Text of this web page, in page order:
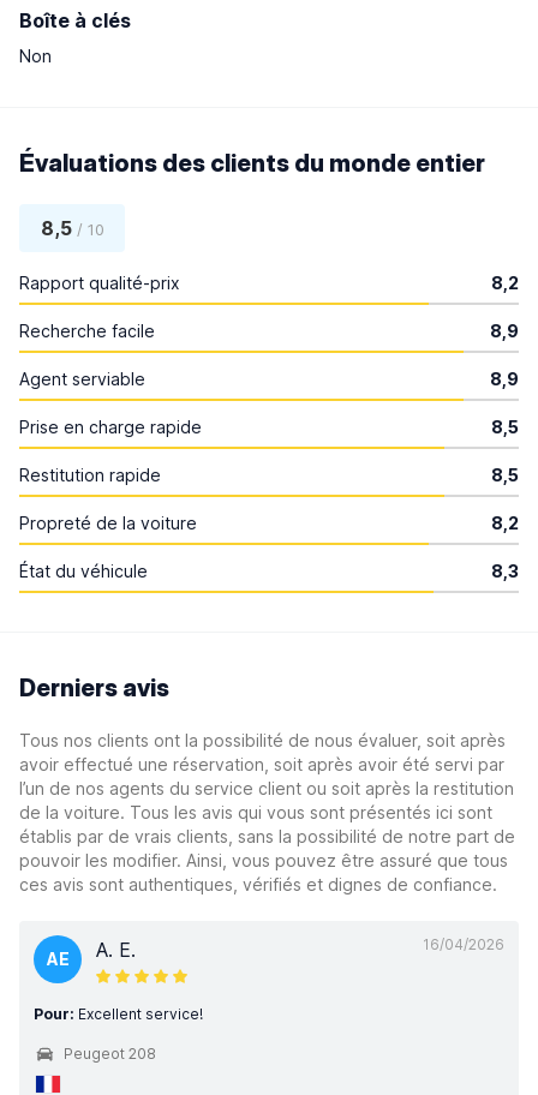
Boîte à clés
Non
Évaluations des clients du monde entier
8,5/ 10
Rapport qualité-prix 8,2
Recherche facile 8,9
Agent serviable 8,9
Prise en charge rapide 8,5
Restitution rapide 8,5
Propreté de la voiture 8,2
État du véhicule 8,3
Derniers avis
Tous nos clients ont la possibilité de nous évaluer, soit après
avoir effectué une réservation, soit après avoir été servi par
l’un de nos agents du service client ou soit après la restitution
de la voiture. Tous les avis qui vous sont présentés ici sont
établis par de vrais clients, sans la possibilité de notre part de
pouvoir les modifier. Ainsi, vous pouvez être assuré que tous
ces avis sont authentiques, vérifiés et dignes de confiance.
16/04/2026
AE A. E.
Pour: Excellent service!
Peugeot 208